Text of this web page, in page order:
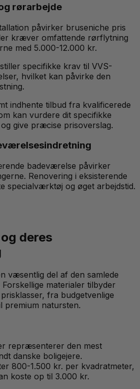
rørarbejde
påvirker bruseniche pris
kræver omfattende rørflytning
med 5.000-12.000 kr.
stiller specifikke krav til VVS-
hvilket kan påvirke den
indhente tilbud fra kvalificerede
kan vurdere dit specifikke
give præcise prisoverslag.
badeværelse påvirker
Renovering i eksisterende
specialværktøj og øget arbejdstid.
deres
væsentlig del af den samlede
materialer tilbyder
fra budgetvenlige
premium natursten.
repræsenterer den mest
danske boligejere.
800-1.500 kr. per kvadratmeter,
koste op til 3.000 kr.